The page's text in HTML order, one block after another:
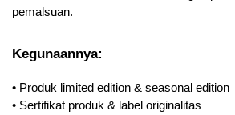
pemalsuan.
Kegunaannya:
• Produk limited edition & seasonal edition
• Sertifikat produk & label originalitas